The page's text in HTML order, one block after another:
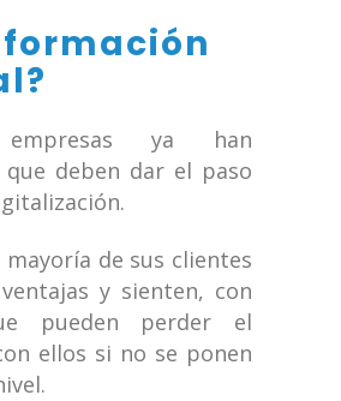
empresas ya han
que deben dar el paso
mayoría de sus clientes
y sienten, con
pueden perder el
ellos si no se ponen